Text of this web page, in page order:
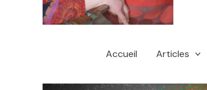
Accueil Articles